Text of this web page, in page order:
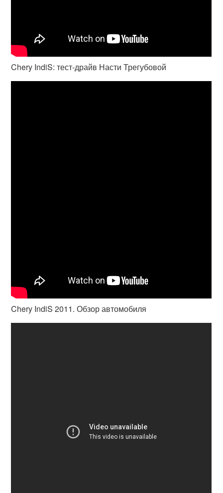
Chery IndiS: тест-драйв Насти Трегубовой
Chery IndiS 2011. Обзор автомобиля